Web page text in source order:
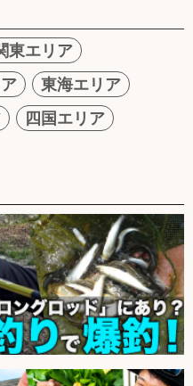
東エリア
東海エリア
四国エリア